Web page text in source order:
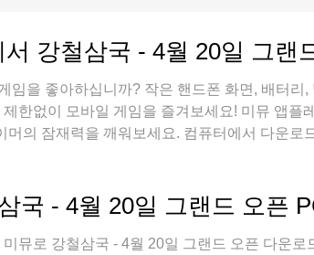
서 강철삼국 - 4월 20일 그랜
임을 좋아하십니까? 작은 핸드폰 화면, 배터
제한없이 모바일 게임을 즐겨보세요! 미뮤 앱
머의 잠재력을 깨워보세요. 컴퓨터에서 다운로
걱정, 발열 걱정 필요없이 마음껏 즐길수 있
국 - 4월 20일 그랜드 오픈
미뮤로 강철삼국 - 4월 20일 그랜드 오픈 다운